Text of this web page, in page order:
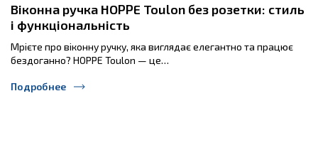
Віконна ручка HOPPE Toulon без розетки: стиль
і функціональність
Мрієте про віконну ручку, яка виглядає елегантно та працює
бездоганно? HOPPE Toulon — це…
Подробнее